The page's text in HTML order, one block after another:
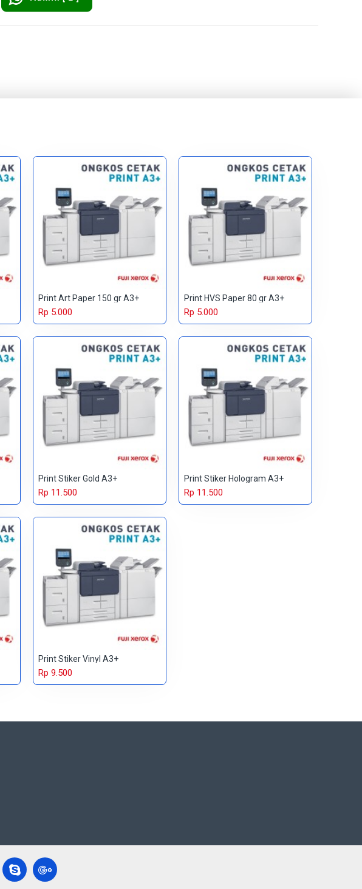
Print Art Paper 150 gr A3+
Rp 5.000
Print HVS Paper 80 gr A3+
Rp 5.000
Print Stiker Gold A3+
Rp 11.500
Print Stiker Hologram A3+
Rp 11.500
Print Stiker Vinyl A3+
Rp 9.500